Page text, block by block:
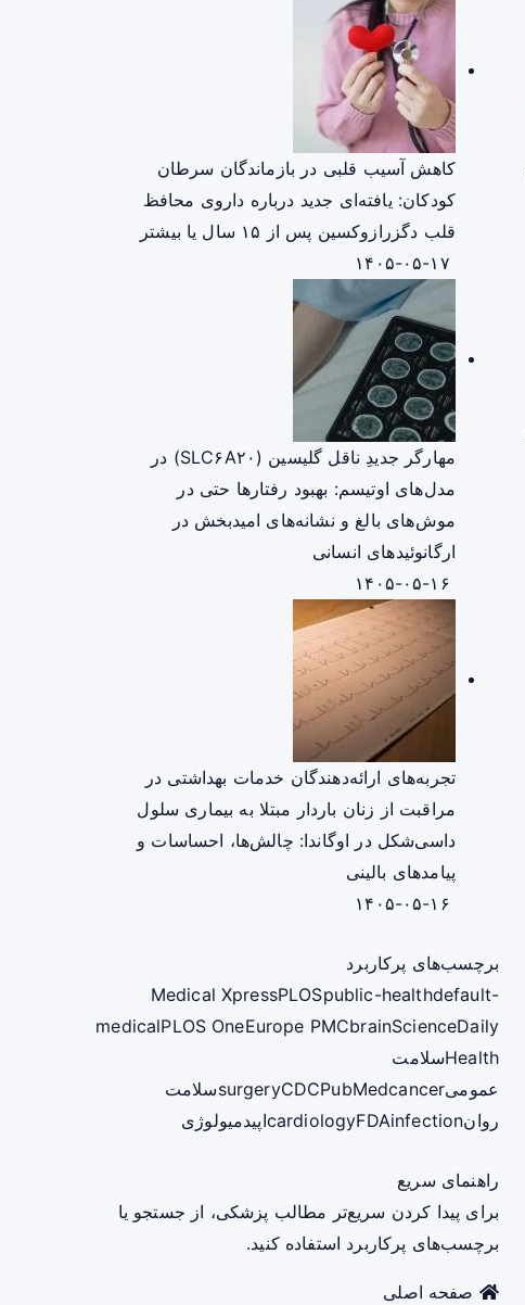
کاهش آسیب قلبی در بازماندگان سرطان
کودکان: یافته‌ای جدید درباره داروی محافظ
قلب دگزرازوکسین پس از ۱۵ سال یا بیشتر
مهارگر جدیدِ ناقل گلیسین (SLC۶A۲۰) در
مدل‌های اوتیسم: بهبود رفتارها حتی در
موش‌های بالغ و نشانه‌های امیدبخش در
ارگانوئیدهای انسانی
تجربه‌های ارائه‌دهندگان خدمات بهداشتی در
مراقبت از زنان باردار مبتلا به بیماری سلول
داسی‌شکل در اوگاندا: چالش‌ها، احساسات و
پیامدهای بالینی
برچسب‌های پرکاربرد
Medical XpressPLOSpublic-healthdefault-
medicalPLOS OneEurope PMCbrainScienceDaily
Healthسلامت
عمومی
surgeryCDCPubMedcancer
سلامت
روان
cardiologyFDAinfection اپیدمیولوژی
راهنمای سریع
برای پیدا کردن سریع‌تر مطالب پزشکی، از جستجو یا
برچسب‌های پرکاربرد استفاده کنید.
صفحه اصلی